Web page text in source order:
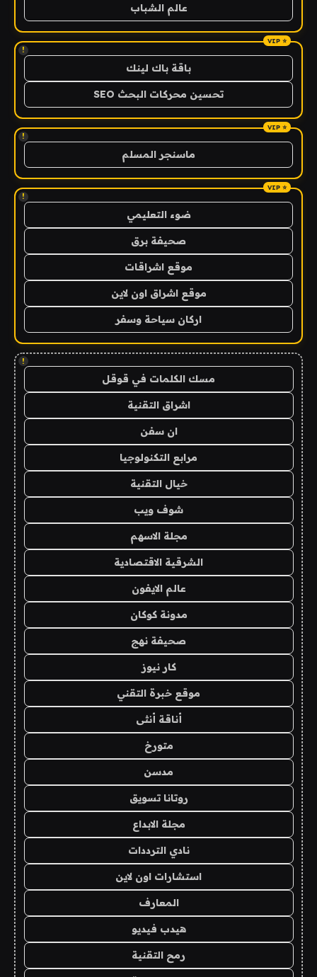
عالم الشباب
!
باقة باك لينك
تحسين محركات البحث SEO
!
ماسنجر المسلم
!
ضوء التعليمي
صحيفة برق
موقع اشراقات
موقع اشراق اون لاين
اركان سياحة وسفر
!
مسك الكلمات في قوقل
اشراق التقنية
ان سفن
مرابع التكنولوجيا
خيال التقنية
شوف ويب
مجلة الاسهم
الشرقية الاقتصادية
عالم الايفون
مدونة كوكان
صحيفة نهج
كار نيوز
موقع خبرة التقني
أناقة أنثى
متورخ
مدسن
روتانا تسويق
مجلة الابداع
نادي الترددات
استشارات اون لاين
المعارف
هيدب فيديو
رمح التقنية